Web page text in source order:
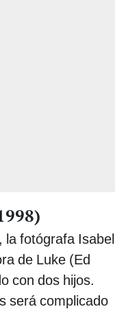
la fotógrafa Isabel
de Luke (Ed
con dos hijos.
será complicado